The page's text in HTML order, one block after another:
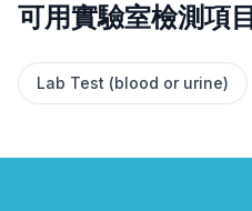
可用實驗室檢測項目
Lab Test (blood or urine)